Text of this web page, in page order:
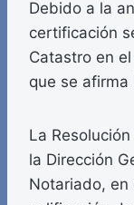
Debido a la
certificación
Catastro en
que se
La
la Dirección
Notariado, en